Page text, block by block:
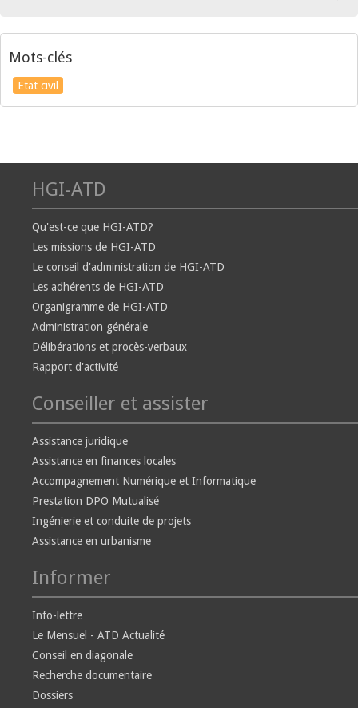
Mots-clés
Etat civil
HGI-ATD
Qu'est-ce que HGI-ATD?
Les missions de HGI-ATD
Le conseil d'administration de HGI-ATD
Les adhérents de HGI-ATD
Organigramme de HGI-ATD
Administration générale
Délibérations et procès-verbaux
Rapport d'activité
Conseiller et assister
Assistance juridique
Assistance en finances locales
Accompagnement Numérique et Informatique
Prestation DPO Mutualisé
Ingénierie et conduite de projets
Assistance en urbanisme
Informer
Info-lettre
Le Mensuel - ATD Actualité
Conseil en diagonale
Recherche documentaire
Dossiers